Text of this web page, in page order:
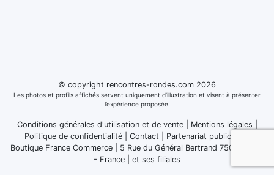
© copyright rencontres-rondes.com 2026
Les photos et profils affichés servent uniquement d’illustration et visent à présenter
l’expérience proposée.
Conditions générales d'utilisation et de vente| Mentions légales
Politique de confidentialité
Contact
Partenariat publicitaire
Boutique France Commerce | 5 Rue du Général Bertrand 75007 Paris
- France
et ses filiales